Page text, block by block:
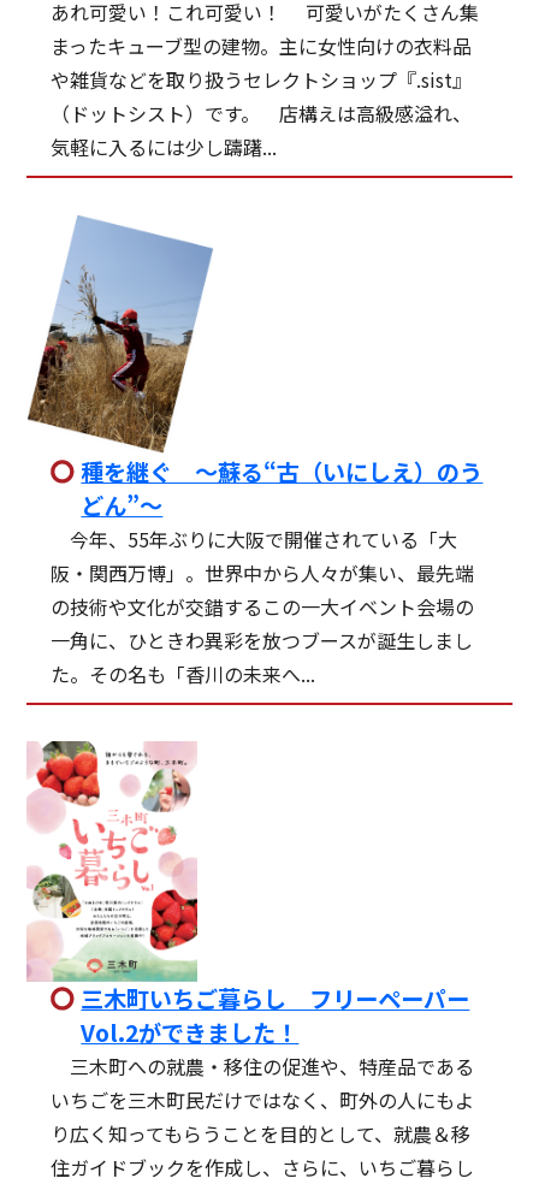
あれ可愛い！これ可愛い！ 可愛いがたくさん集
まったキューブ型の建物。主に女性向けの衣料品
や雑貨などを取り扱うセレクトショップ『.sist』
（ドットシスト）です。 店構えは高級感溢れ、
気軽に入るには少し躊躇...
種を継ぐ 〜蘇る“古（いにしえ）のう
どん”〜
今年、55年ぶりに大阪で開催されている「大
阪・関西万博」。世界中から人々が集い、最先端
の技術や文化が交錯するこの一大イベント会場の
一角に、ひときわ異彩を放つブースが誕生しまし
た。その名も「香川の未来へ...
三木町いちご暮らし フリーペーパー
Vol.2ができました！
三木町への就農・移住の促進や、特産品である
いちごを三木町民だけではなく、町外の人にもよ
り広く知ってもらうことを目的として、就農＆移
住ガイドブックを作成し、さらに、いちご暮らし